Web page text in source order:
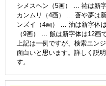
シメスヘン（5画） … 祐は新
カンムリ（4画） … 蒼や夢は
ンズイ（4画） … 油は新字体
（9画） … 飯は新字体は12画
上記は一例ですが、検索エン
面白いと思います。詳しく説
す。